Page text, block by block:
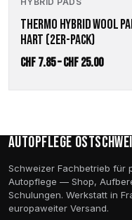
THERMO HYBRID WOOL
HART (2ER-PACK)
CHF7.85–CHF25.00
können
auf
der
Produktseite
gewählt
Autopflege
Schweizer Fachbetrieb für
Autopflege — Shop,
Schulungen. Werkstatt in
europaweiter Versand.